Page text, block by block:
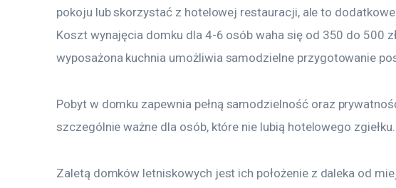
pokoju lub skorzystać z hotelowej restauracji, ale to
Koszt wynajęcia domku dla 4-6 osób waha się od 350 do 500
wyposażona kuchnia umożliwia samodzielne przygotowanie
Pobyt w domku zapewnia pełną samodzielność oraz
szczególnie ważne dla osób, które nie lubią hotelowego zgiełku.
Zaletą domków letniskowych jest ich położenie z daleka od